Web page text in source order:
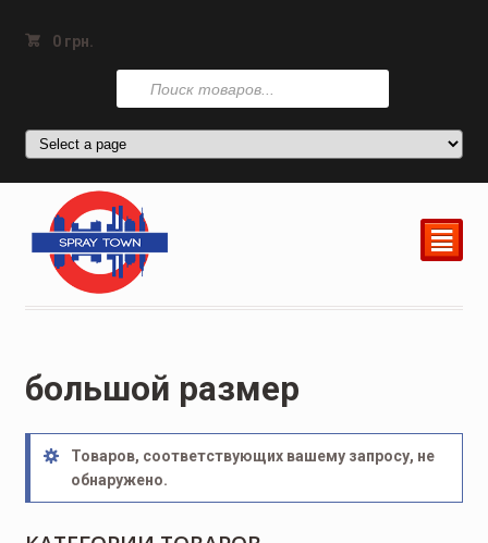
0 грн.
Поиск
товаров
²
большой размер
Товаров, соответствующих вашему запросу, не
обнаружено.